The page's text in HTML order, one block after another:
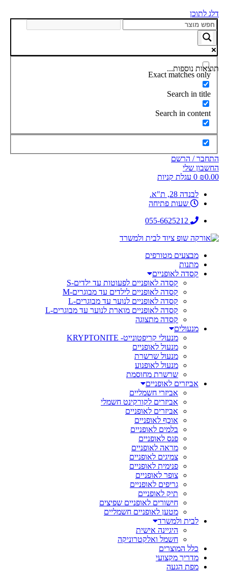
דלג לתוכן
תוצאות נוספות...
Exact matches only
Search in title
Search in content
התחבר / הרשם
החשבון שלי
₪0.00
0 עגלת קניות
לבנדה 28, ת"א.
שעות פתיחה
055-6625212
מבצעים מטורפים
מתנות
קסדה לאופניים
קסדה לאופניים לפעוטות עד ילדים-S
קסדה לאופניים לילדים עד מבוגרים-M
קסדה לאופניים לנוער עד מבוגרים-L
קסדה לאופניים מוארת לנוער עד מבוגרים-L
קסדה מתצוגה
מנעולים
מנעולי קריפטונייט- KRYPTONITE
מנעול לאופניים
מנעול שרשרת
מנעול לאופנוע
שרשרת מחוסמת
אביזרים לאופניים
אביזרי חשמליים
אביזרים לקורקינט חשמלי
אביזרים לאופניים
אוכף לאופניים
בלמים לאופניים
פנס לאופניים
מראה לאופניים
צמיגים לאופניים
פנימית לאופניים
צופר לאופניים
גריפים לאופניים
תיק לאופניים
חישורים לאופניים שפיצים
מטען לאופניים חשמליים
לבית ולמשרד
היגיינה אישית
חשמל ואלקטרוניקה
כלל המוצרים
מדריך מקצועי
מפת הגעה